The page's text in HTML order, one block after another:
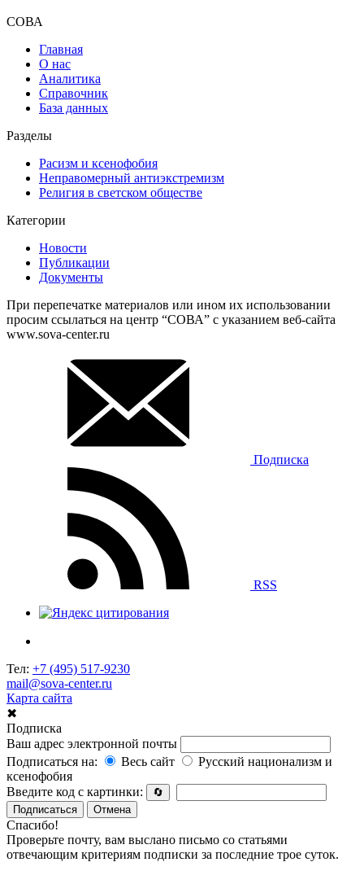
СОВА
Главная
О нас
Аналитика
Справочник
База данных
Разделы
Расизм и ксенофобия
Неправомерный антиэкстремизм
Религия в светском обществе
Категории
Новости
Публикации
Документы
При перепечатке материалов или ином их использовании
просим ссылаться на центр “СОВА” с указанием веб-сайта
www.sova-center.ru
Подписка
RSS
Тел: +7 (495) 517-9230
mail@sova-center.ru
Карта сайта
✖
Подписка
Ваш адрес электронной почты
Подписаться на:
Весь сайт
Русский национализм и
ксенофобия
Введите код с картинки:
🔄
Подписаться
Отмена
Спасибо!
Проверьте почту, вам выслано письмо со статьями
отвечающим критериям подписки за последние трое суток.